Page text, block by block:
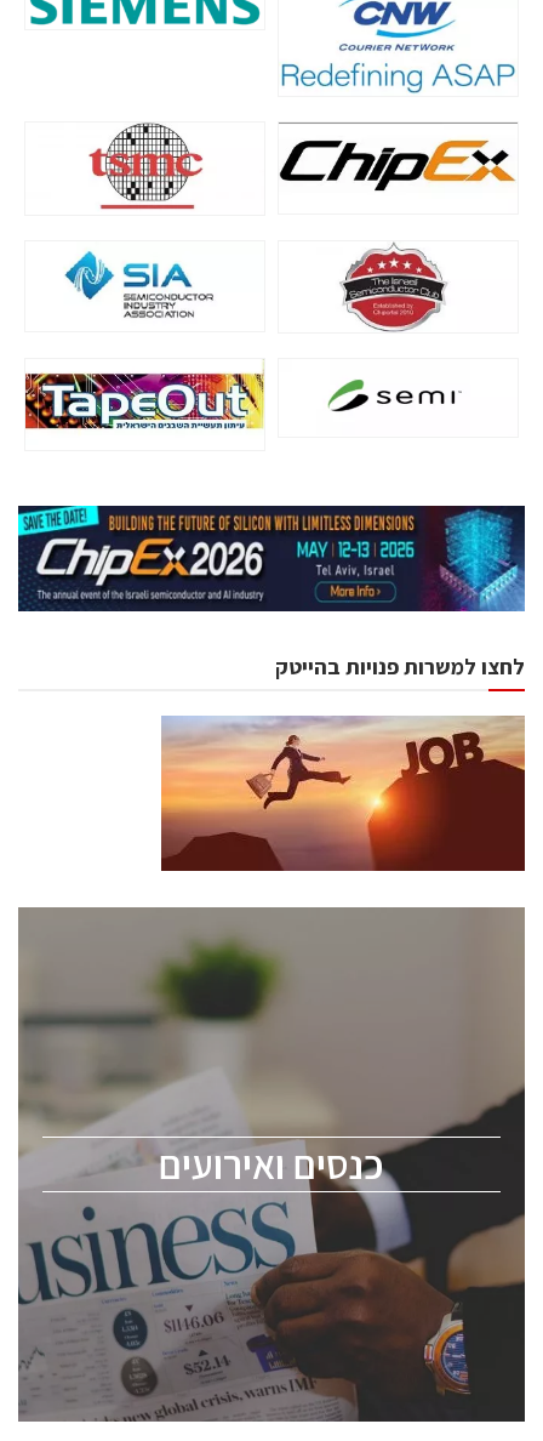
לחצו למשרות פנויות בהייטק
כנסים ואירועים
כנסים ואירועים
לכל העוסקים בתעשיית הסמיקונדקטור כולל מהנדסים,
ChipEx2026 will be held on May 12-13, 2026. The
conference is intended for everyone involved in the
semiconductor industry, including engineers,
professional experts, and senior executives.
לחץ לפרטים